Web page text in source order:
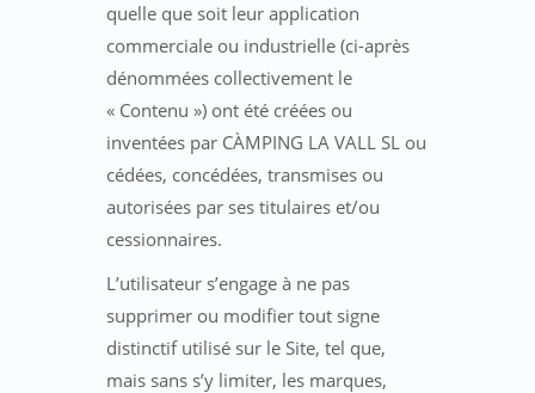
quelle que soit leur application
commerciale ou industrielle (ci-après
dénommées collectivement le
« Contenu ») ont été créées ou
inventées par CÀMPING LA VALL SL ou
cédées, concédées, transmises ou
autorisées par ses titulaires et/ou
cessionnaires.
L’utilisateur s’engage à ne pas
supprimer ou modifier tout signe
distinctif utilisé sur le Site, tel que,
mais sans s’y limiter, les marques,